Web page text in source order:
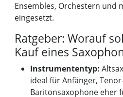
Ensembles, Orchestern und
eingesetzt.
Ratgeber: Worauf
Kauf eines
Instrumententyp:
ideal für Anfänger,
Baritonsaxophone eher